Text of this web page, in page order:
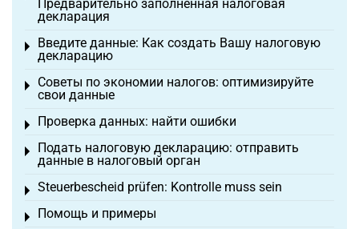
Предварительно заполненная налоговая
декларация
Введите данные: Как создать Вашу налоговую
декларацию
Toggle menu
Советы по экономии налогов: оптимизируйте
свои данные
Toggle menu
Проверка данных: найти ошибки
Toggle menu
Подать налоговую декларацию: отправить
данные в налоговый орган
Toggle menu
Steuerbescheid prüfen: Kontrolle muss sein
Toggle menu
Помощь и примеры
Toggle menu